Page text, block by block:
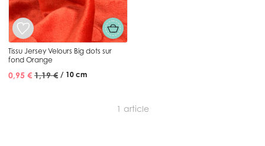
Tissu Jersey Velours Big dots sur
fond Orange
0,95 € 1,19 € / 10 cm
1 article